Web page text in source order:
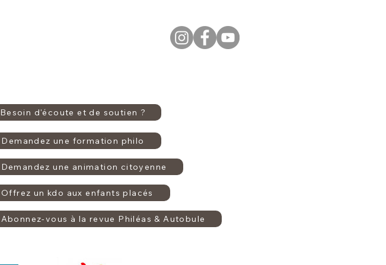
Besoin d'écoute et de soutien ?
Demandez une formation philo
Demandez une animation citoyenne
Offrez un kdo aux enfants placés
Abonnez-vous à la revue Philéas & Autobule